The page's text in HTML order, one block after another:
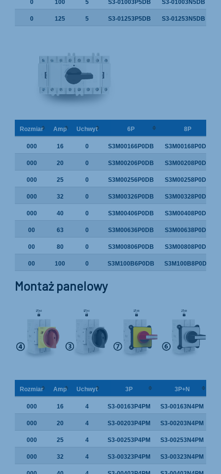
0 100 5 S3-01003P5DB S3-01003N5DB
0 125 5 S3-01253P5DB S3-01253N5DB
Rozmiar Amp Uchwyt 6P 8P
000 16 0 S3M00166P0DB S3M00168P0DB
000 20 0 S3M00206P0DB S3M00208P0DB
000 25 0 S3M00256P0DB S3M00258P0DB
000 32 0 S3M00326P0DB S3M00328P0DB
000 40 0 S3M00406P0DB S3M00408P0DB
00 63 0 S3M00636P0DB S3M00638P0DB
00 80 0 S3M00806P0DB S3M00808P0DB
00 100 0 S3M100B6P0DB S3M100B8P0DB
Montaż panelowy
Rozmiar Amp Uchwyt 3P 3P+N
000 16 4 S3-00163P4PM S3-00163N4PM
000 20 4 S3-00203P4PM S3-00203N4PM
000 25 4 S3-00253P4PM S3-00253N4PM
000 32 4 S3-00323P4PM S3-00323N4PM